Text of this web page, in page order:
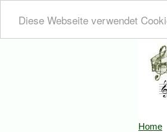
Diese Webseite verwendet
Home